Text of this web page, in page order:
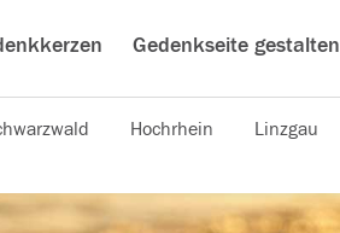
Gedenkseite gestalten
Hochrhein Linzgau